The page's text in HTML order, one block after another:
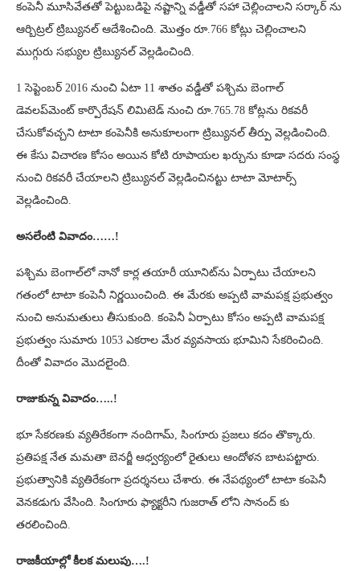
కంపెనీ మూసివేతతో పెట్టుబడిపై నష్టాన్ని వడ్డీతో సహా చెల్లించాలని సర్కార్ ను
ఆర్బిట్రల్ ట్రిబ్యునల్ ఆదేశించింది. మొత్తం రూ.766 కోట్లు చెల్లించాలని
ముగ్గురు సభ్యుల ట్రిబ్యునల్ వెల్లడించింది.
1 సెప్టెంబర్ 2016 నుంచి ఏటా 11 శాతం వడ్డీతో పశ్చిమ బెంగాల్
డెవలప్‌మెంట్ కార్పొరేషన్ లిమిటెడ్ నుంచి రూ.765.78 కోట్లను రికవరీ
చేసుకోవచ్చని టాటా కంపెనీకి అనుకూలంగా ట్రిబ్యునల్ తీర్పు వెల్లడించింది.
ఈ కేసు విచారణ కోసం అయిన కోటి రూపాయల ఖర్చును కూడా సదరు సంస్థ
నుంచి రికవరీ చేయాలని ట్రిబ్యునల్ వెల్లడించినట్టు టాటా మోటార్స్
వెల్లడించింది.
అసలేంటి వివాదం……!
పశ్చిమ బెంగాల్‌‌లో నానో కార్ల తయారీ యూనిట్‌ను ఏర్పాటు చేయాలని
గతంలో టాటా కంపెనీ నిర్ణయించింది. ఈ మేరకు అప్పటి వామపక్ష ప్రభుత్వం
నుంచి అనుమతులు తీసుకుంది. కంపెనీ ఏర్పాటు కోసం అప్పటి వామపక్ష
ప్రభుత్వం సుమారు 1053 ఎకరాల మేర వ్యవసాయ భూమిని సేకరించింది.
దీంతో వివాదం మొదలైంది.
రాజుకున్న వివాదం…..!
భూ సేకరణకు వ్యతిరేకంగా నందిగామ్, సింగూరు ప్రజలు కదం తొక్కారు.
ప్రతిపక్ష నేత మమతా బెనర్జీ ఆధ్వర్యంలో రైతులు ఆందోళన బాటపట్టారు.
ప్రభుత్వానికి వ్యతిరేకంగా ప్రదర్శనలు చేశారు. ఈ నేపథ్యంలో టాటా కంపెనీ
వెనకడుగు వేసింది. సింగూరు ఫ్యాక్టరీని గుజరాత్ లోని సానంద్ కు
తరలించింది.
రాజకీయాల్లో కీలక మలుపు….!